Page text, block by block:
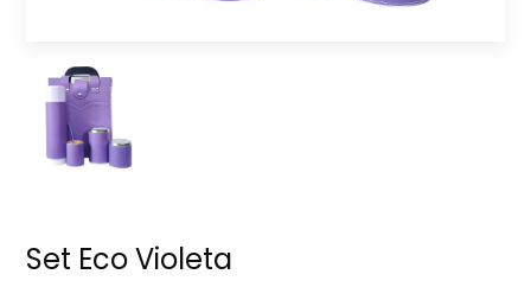
Set Eco Violeta